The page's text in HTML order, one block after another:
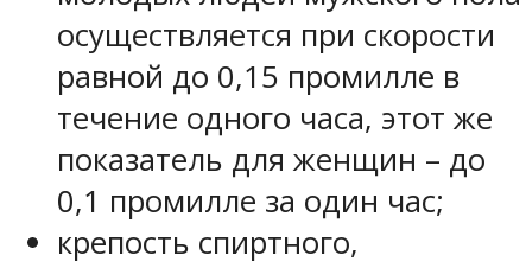
осуществляется при скорости
равной до 0,15 промилле в
течение одного часа, этот же
показатель для женщин – до
0,1 промилле за один час;
крепость спиртного,